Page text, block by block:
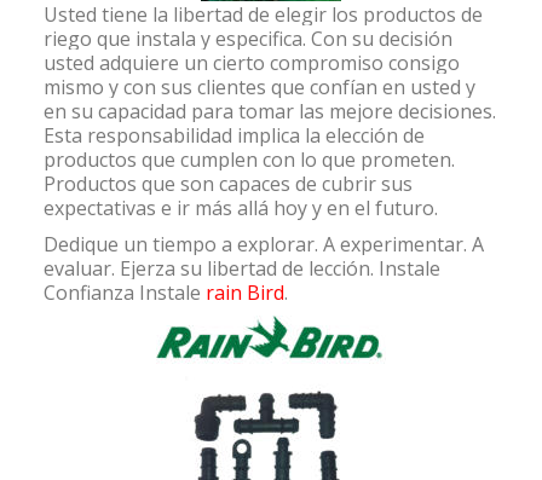
Usted tiene la libertad de elegir los productos de
riego que instala y especifica. Con su decisión
usted adquiere un cierto compromiso consigo
mismo y con sus clientes que confían en usted y
en su capacidad para tomar las mejore decisiones.
Esta responsabilidad implica la elección de
productos que cumplen con lo que prometen.
Productos que son capaces de cubrir sus
expectativas e ir más allá hoy y en el futuro.
Dedique un tiempo a explorar. A experimentar. A
evaluar. Ejerza su libertad de lección. Instale
Confianza Instale rain Bird.